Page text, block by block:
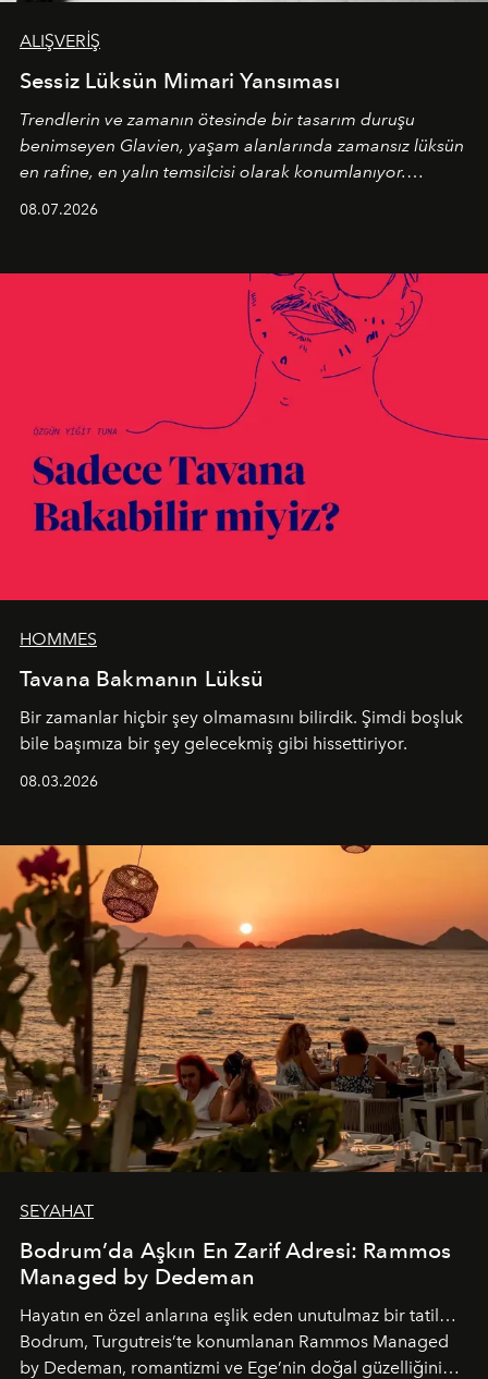
ALIŞVERİŞ
Sessiz Lüksün Mimari Yansıması
Trendlerin ve zamanın ötesinde bir tasarım duruşu
benimseyen Glavien, yaşam alanlarında zamansız lüksün
en rafine, en yalın temsilcisi olarak konumlanıyor.
08.07.2026
HOMMES
Tavana Bakmanın Lüksü
Bir zamanlar hiçbir şey olmamasını bilirdik. Şimdi boşluk
bile başımıza bir şey gelecekmiş gibi hissettiriyor.
08.03.2026
SEYAHAT
Bodrum’da Aşkın En Zarif Adresi: Rammos
Managed by Dedeman
Hayatın en özel anlarına eşlik eden unutulmaz bir tatil…
Bodrum, Turgutreis’te konumlanan Rammos Managed
by Dedeman, romantizmi ve Ege’nin doğal güzelliğini